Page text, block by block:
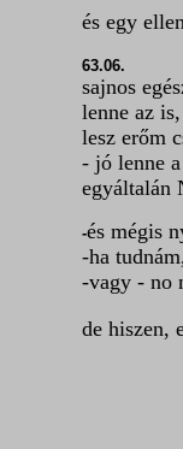
és egy
63.06.
sajnos
lenne az
lesz erőm
- jó lenne
egyáltalán
-és mégis
-ha
-vagy - no
de hiszen,